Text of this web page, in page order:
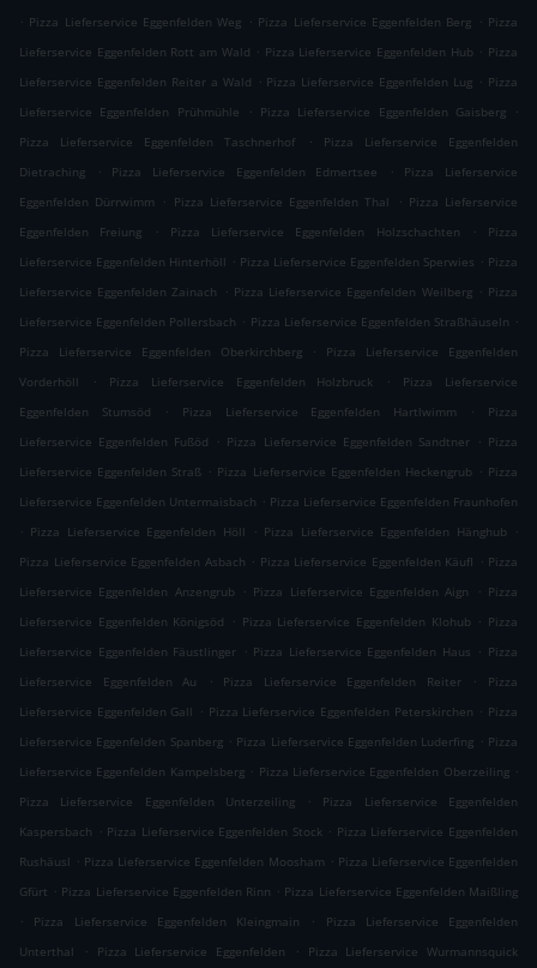
. Pizza Lieferservice Eggenfelden Weg . Pizza Lieferservice Eggenfelden Berg . Pizza
Lieferservice Eggenfelden Rott am Wald . Pizza Lieferservice Eggenfelden Hub . Pizza
Lieferservice Eggenfelden Reiter a Wald . Pizza Lieferservice Eggenfelden Lug . Pizza
Lieferservice Eggenfelden Prühmühle
. Pizza Lieferservice Eggenfelden Gaisberg
.
Pizza Lieferservice Eggenfelden Taschnerhof
.
Pizza Lieferservice Eggenfelden
Dietraching
. Pizza Lieferservice Eggenfelden Edmertsee .
Pizza Lieferservice
Eggenfelden Dürrwimm
. Pizza Lieferservice Eggenfelden Thal . Pizza Lieferservice
Eggenfelden Freiung
. Pizza Lieferservice Eggenfelden Holzschachten .
Pizza
Lieferservice Eggenfelden Hinterhöll . Pizza Lieferservice Eggenfelden Sperwies . Pizza
Lieferservice Eggenfelden Zainach
. Pizza Lieferservice Eggenfelden Weilberg . Pizza
Lieferservice Eggenfelden Pollersbach . Pizza Lieferservice Eggenfelden Straßhäuseln .
Pizza Lieferservice Eggenfelden Oberkirchberg
.
Pizza Lieferservice Eggenfelden
Vorderhöll
. Pizza Lieferservice Eggenfelden Holzbruck .
Pizza Lieferservice
Eggenfelden Stumsöd
. Pizza Lieferservice Eggenfelden Hartlwimm .
Pizza
Lieferservice Eggenfelden Fußöd
. Pizza Lieferservice Eggenfelden Sandtner . Pizza
Lieferservice Eggenfelden Straß . Pizza Lieferservice Eggenfelden Heckengrub . Pizza
Lieferservice Eggenfelden Untermaisbach . Pizza Lieferservice Eggenfelden Fraunhofen
. Pizza Lieferservice Eggenfelden Höll . Pizza Lieferservice Eggenfelden Hänghub
.
Pizza Lieferservice Eggenfelden Asbach . Pizza Lieferservice Eggenfelden Käufl . Pizza
Lieferservice Eggenfelden Anzengrub
. Pizza Lieferservice Eggenfelden Aign . Pizza
Lieferservice Eggenfelden Königsöd
. Pizza Lieferservice Eggenfelden Klohub . Pizza
Lieferservice Eggenfelden Fäustlinger . Pizza Lieferservice Eggenfelden Haus . Pizza
Lieferservice Eggenfelden Au
. Pizza Lieferservice Eggenfelden Reiter .
Pizza
Lieferservice Eggenfelden Gall . Pizza Lieferservice Eggenfelden Peterskirchen . Pizza
Lieferservice Eggenfelden Spanberg . Pizza Lieferservice Eggenfelden Luderfing . Pizza
Lieferservice Eggenfelden Kampelsberg . Pizza Lieferservice Eggenfelden Oberzeiling .
Pizza Lieferservice Eggenfelden Unterzeiling
.
Pizza Lieferservice Eggenfelden
Kaspersbach . Pizza Lieferservice Eggenfelden Stock . Pizza Lieferservice Eggenfelden
Rushäusl . Pizza Lieferservice Eggenfelden Moosham . Pizza Lieferservice Eggenfelden
Gfürt . Pizza Lieferservice Eggenfelden Rinn . Pizza Lieferservice Eggenfelden Maißling
.
Pizza Lieferservice Eggenfelden Kleingmain .
Pizza Lieferservice Eggenfelden
Unterthal
. Pizza Lieferservice Eggenfelden . Pizza Lieferservice Wurmannsquick